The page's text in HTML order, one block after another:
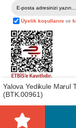
Üyelik koşullarını ve
Telif Hakkı ©
Bu web sitesindeki
görsel ve yazılı
başka yerlerde
kullanılması 5846
Yalova Yedikule Marul
(BTK.00961)